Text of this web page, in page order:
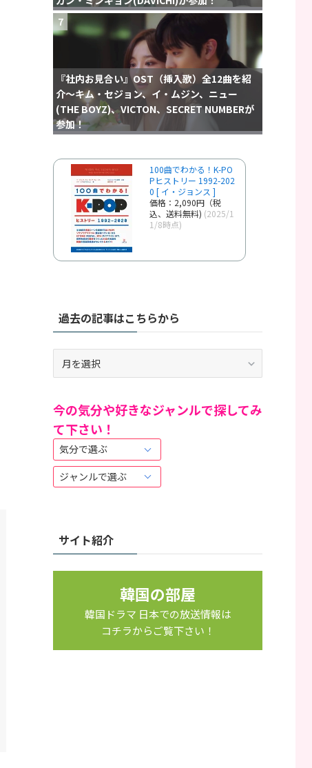
7
『社内お見合い』OST（挿入歌）全12曲を紹
介〜キム・セジョン、イ・ムジン、ニュー
(THE BOYZ)、VICTON、SECRET NUMBERが
参加！
100曲でわかる！K-PO
Pヒストリー 1992-202
0 [ イ・ジョンス ]
価格：2,090円（税
込、送料無料) (2025/1
1/8時点)
過去の記事はこちらから
記
事
は
こ
ち
ら
今の気分や好きなジャンルで探してみ
て下さい！
サイト紹介
韓国の部屋
韓国ドラマ 日本での放送情報は
コチラからご覧下さい！